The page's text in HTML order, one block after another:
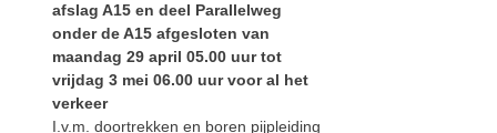
afslag A15 en deel Parallelweg
onder de A15 afgesloten van
maandag 29 april 05.00 uur tot
vrijdag 3 mei 06.00 uur voor al het
verkeer
I.v.m. doortrekken en boren pijpleiding